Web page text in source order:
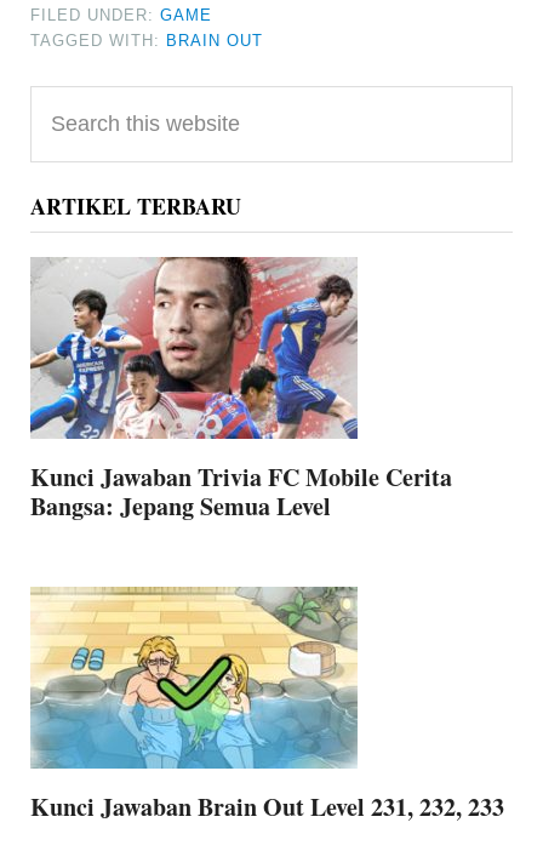
FILED UNDER:GAME
TAGGED WITH: BRAIN OUT
Primary
Sidebar
this
website
ARTIKEL TERBARU
Kunci Jawaban Trivia FC Mobile Cerita
Bangsa: Jepang Semua Level
Kunci Jawaban Brain Out Level 231, 232, 233